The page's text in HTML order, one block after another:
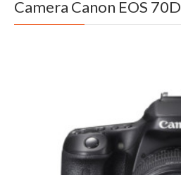
Camera Canon EOS 70D